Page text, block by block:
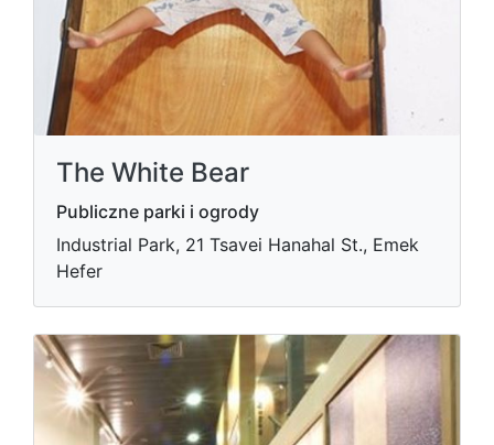
The White Bear
Publiczne parki i ogrody
Industrial Park, 21 Tsavei Hanahal St., Emek
Hefer